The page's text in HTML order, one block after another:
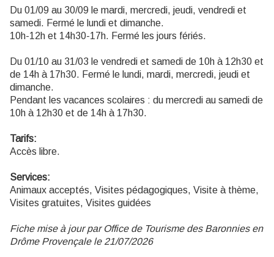
Du 01/09 au 30/09 le mardi, mercredi, jeudi, vendredi et
samedi. Fermé le lundi et dimanche.
10h-12h et 14h30-17h. Fermé les jours fériés.
Du 01/10 au 31/03 le vendredi et samedi de 10h à 12h30 et
de 14h à 17h30. Fermé le lundi, mardi, mercredi, jeudi et
dimanche.
Pendant les vacances scolaires : du mercredi au samedi de
10h à 12h30 et de 14h à 17h30.
Tarifs:
Accès libre.
Services:
Animaux acceptés, Visites pédagogiques, Visite à thème,
Visites gratuites, Visites guidées
Fiche mise à jour par Office de Tourisme des Baronnies en
Drôme Provençale le 21/07/2026